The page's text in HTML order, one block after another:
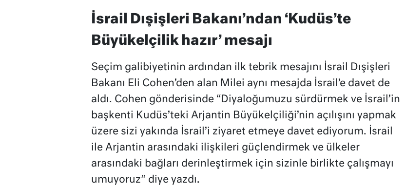
İsrail Dışişleri Bakanı’ndan ‘Kudüs’te
Büyükelçilik hazır’ mesajı
Seçim galibiyetinin ardından ilk tebrik mesajını İsrail Dışişleri
Bakanı Eli Cohen’den alan Milei aynı mesajda İsrail’e davet de
aldı. Cohen gönderisinde “Diyaloğumuzu sürdürmek ve İsrail’in
başkenti Kudüs’teki Arjantin Büyükelçiliği’nin açılışını yapmak
üzere sizi yakında İsrail’i ziyaret etmeye davet ediyorum. İsrail
ile Arjantin arasındaki ilişkileri güçlendirmek ve ülkeler
arasındaki bağları derinleştirmek için sizinle birlikte çalışmayı
umuyoruz” diye yazdı.